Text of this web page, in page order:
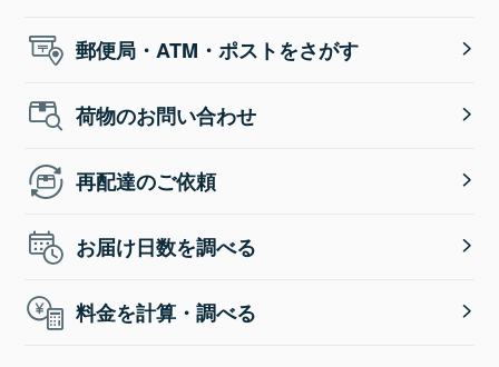
郵便局・ATM・ポストをさがす
荷物のお問い合わせ
再配達のご依頼
お届け日数を調べる
料金を計算・調べる